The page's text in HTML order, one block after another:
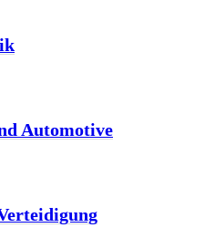
Automotive